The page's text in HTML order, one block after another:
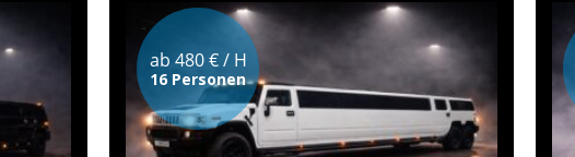
ab 480 € / H
16 Personen